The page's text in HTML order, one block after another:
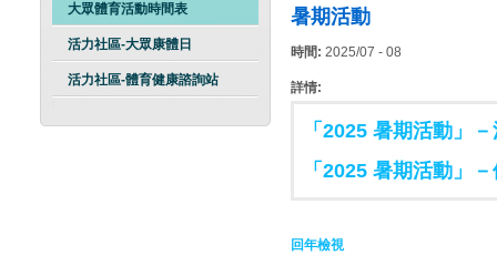
大眾體育活動時間表
活力社區-大眾康體日
活力社區-體育健康諮詢站
暑期活動
時間: 2025/07 - 08
詳情:
「2025 暑期活動」
「2025 暑期活動」
回年檢視